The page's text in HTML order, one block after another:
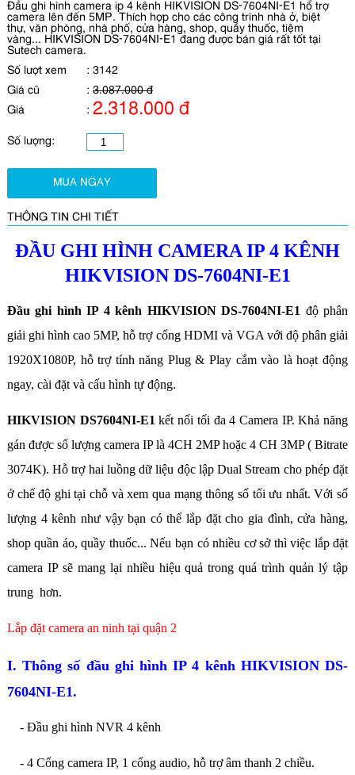
Đầu ghi hình camera ip 4 kênh HIKVISION DS-7604NI-E1 hổ trợ
camera lên đến 5MP. Thích hợp cho các công trình nhà ở, biệt
thự, văn phòng, nhà phố, cửa hàng, shop, quầy thuốc, tiệm
vàng... HIKVISION DS-7604NI-E1 đang được bán giá rất tốt tại
Sutech camera.
Số lượt xem
: 3142
Giá cũ
: 3.087.000 đ
Giá
: 2.318.000 đ
Số lượng:
MUA NGAY
THÔNG TIN CHI TIẾT
ĐẦU GHI HÌNH CAMERA IP 4 KÊNH
HIKVISION DS-7604NI-E1
Đầu ghi hình IP 4 kênh HIKVISION DS-7604NI-E1 độ phân
giải ghi hình cao 5MP, hỗ trợ cổng HDMI và VGA với độ phân giải
1920X1080P, hỗ trợ tính năng Plug & Play cắm vào là hoạt động
ngay, cài đặt và cấu hình tự động.
HIKVISION DS7604NI-E1kết nối tối đa 4 Camera IP. Khả năng
gán được số lượng camera IP là 4CH 2MP hoặc 4 CH 3MP ( Bitrate
3074K). Hỗ trợ hai luồng dữ liệu độc lập Dual Stream cho phép đặt
ở chế độ ghi tại chỗ và xem qua mạng thông số tối ưu nhất.Với số
lượng 4 kênh như vậy bạn có thể lắp đặt cho gia đình, cửa hàng,
shop quần áo, quầy thuốc... Nếu bạn có nhiều cơ sở thì việc lắp đặt
camera IP sẽ mang lại nhiều hiệu quả trong quá trình quản lý tập
trung hơn.
Lắp đặt camera an ninh tại quận 2
I. Thông số đầu ghi hình IP 4 kênh HIKVISION DS-
7604NI-E1.
- Đầu ghi hình NVR 4 kênh
- 4 Cổng camera IP, 1 cổng audio, hỗ trợ âm thanh 2 chiều.